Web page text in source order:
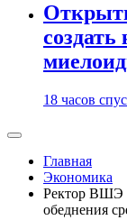
создать
18 часов
Главная
Экономика
Ректор ВШЭ
обеднения